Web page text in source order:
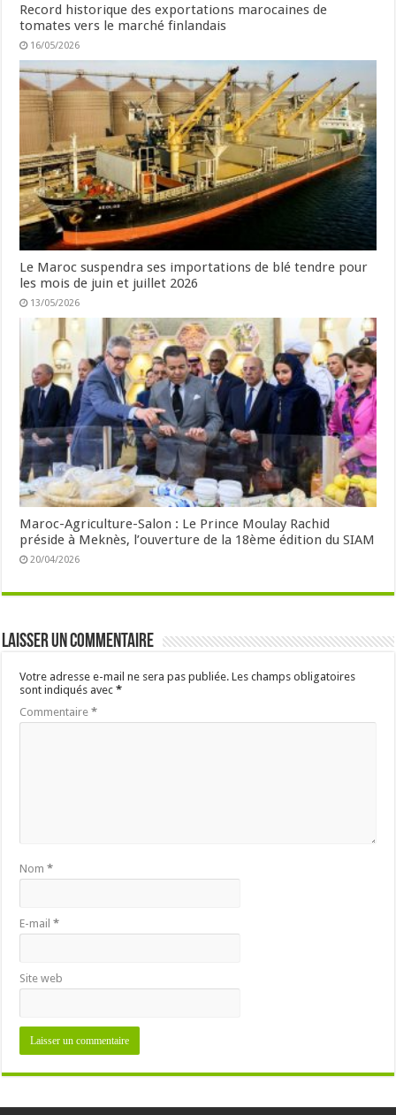
Record historique des exportations marocaines de
tomates vers le marché finlandais
16/05/2026
Le Maroc suspendra ses importations de blé tendre pour
les mois de juin et juillet 2026
13/05/2026
Maroc-Agriculture-Salon : Le Prince Moulay Rachid
préside à Meknès, l’ouverture de la 18ème édition du SIAM
20/04/2026
Laisser un commentaire
Votre adresse e-mail ne sera pas publiée. Les champs obligatoires
sont indiqués avec*
Commentaire*
Nom*
E-mail*
Site web